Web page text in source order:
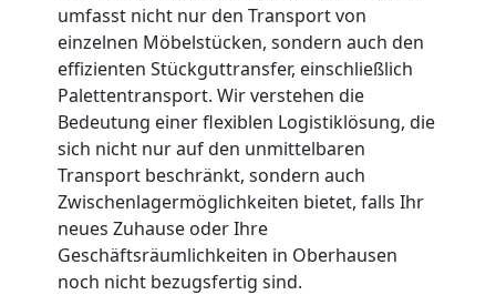
umfasst nicht nur den Transport von
einzelnen Möbelstücken, sondern auch den
effizienten Stückguttransfer, einschließlich
Palettentransport. Wir verstehen die
Bedeutung einer flexiblen Logistiklösung, die
sich nicht nur auf den unmittelbaren
Transport beschränkt, sondern auch
Zwischenlagermöglichkeiten bietet, falls Ihr
neues Zuhause oder Ihre
Geschäftsräumlichkeiten in Oberhausen
noch nicht bezugsfertig sind.
Internationaler
Umzug
Nationaler
Umzug